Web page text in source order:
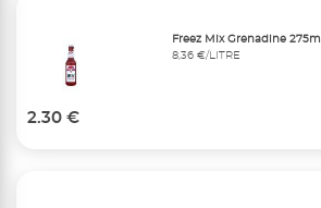
Freez Mix Grenadine 275ml
8,36 €/LITRE
2.30 €